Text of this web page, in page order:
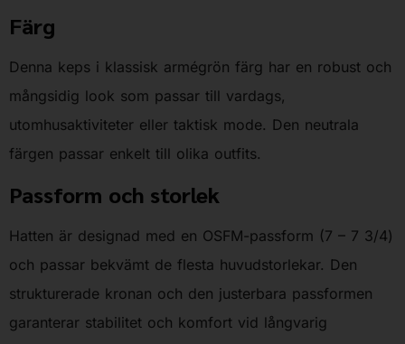
Färg
Denna keps i klassisk armégrön färg har en robust och
mångsidig look som passar till vardags,
utomhusaktiviteter eller taktisk mode. Den neutrala
färgen passar enkelt till olika outfits.
Passform och storlek
Hatten är designad med en OSFM-passform (7 – 7 3/4)
och passar bekvämt de flesta huvudstorlekar. Den
strukturerade kronan och den justerbara passformen
garanterar stabilitet och komfort vid långvarig